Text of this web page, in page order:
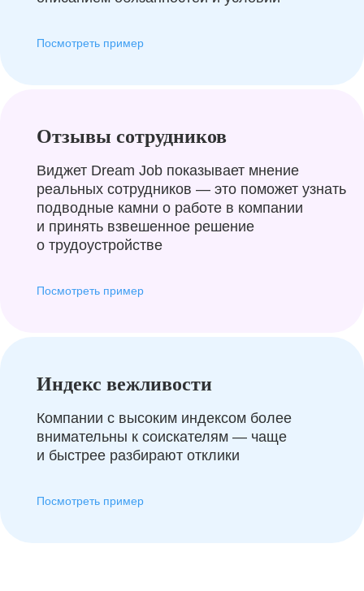
Посмотреть пример
Отзывы сотрудников
Виджет Dream Job показывает мнение
реальных сотрудников — это поможет узнать
подводные камни о работе в компании
и принять взвешенное решение
о трудоустройстве
Посмотреть пример
Индекс вежливости
Компании с высоким индексом более
внимательны к соискателям — чаще
и быстрее разбирают отклики
Посмотреть пример